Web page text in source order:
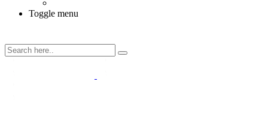
Toggle menu